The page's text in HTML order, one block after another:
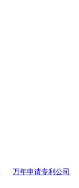
万年申请专利公司